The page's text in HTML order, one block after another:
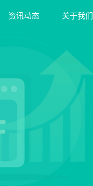
资讯动态 关于我们